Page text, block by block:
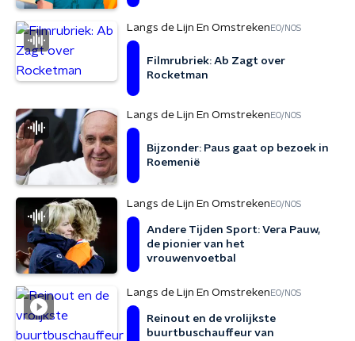
Langs de Lijn En Omstreken EO/NOS
Filmrubriek: Ab Zagt over
Rocketman
Langs de Lijn En Omstreken EO/NOS
Bijzonder: Paus gaat op bezoek in
Roemenië
Langs de Lijn En Omstreken EO/NOS
Andere Tijden Sport: Vera Pauw,
de pionier van het
vrouwenvoetbal
Langs de Lijn En Omstreken EO/NOS
Reinout en de vrolijkste
buurtbuschauffeur van